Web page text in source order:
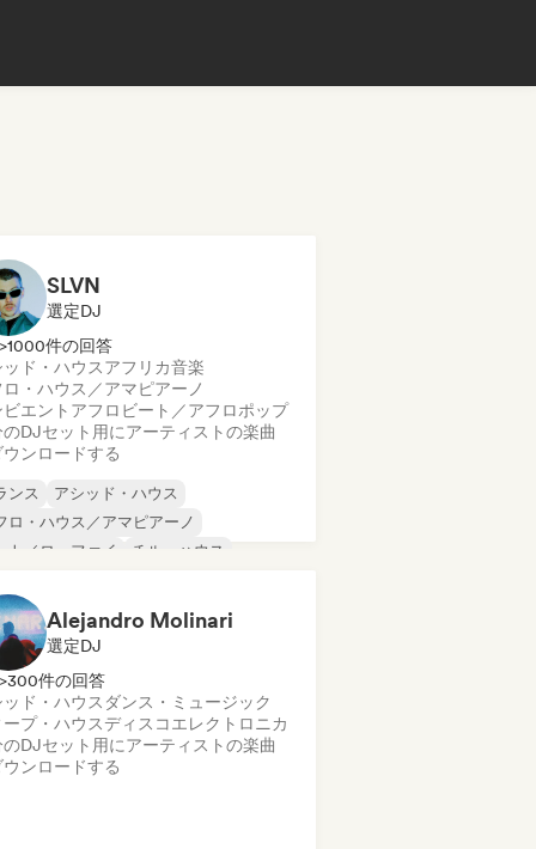
SLVN
選定DJ
>1000件の回答
ッド・ハウスアフリカ音楽
ロ・ハウス／アマピアーノ
エント アフロビート／アフロポップ
のDJセット用にアーティストの楽曲
ウンロードする
ンス
アシッド・ハウス
ロ・ハウス／アマピアーノ
ト／ローファイ
チル・ハウス
ープ・ハウス
Alejandro Molinari
選定DJ
>300件の回答
ッド・ハウス ダンス・ミュージック
プ・ハウスディスコエレクトロニカ
のDJセット用にアーティストの楽曲
ウンロードする